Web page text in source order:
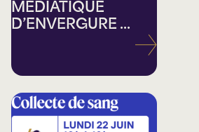
MÉDIATIQUE
D’ENVERGURE ...